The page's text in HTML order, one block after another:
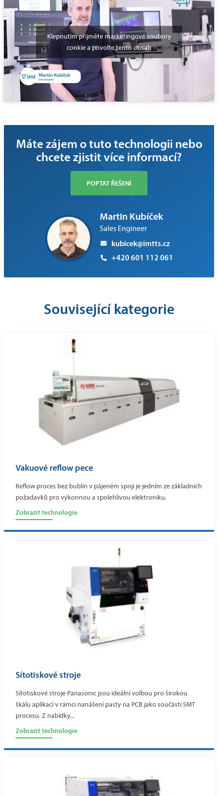
Klepnutím přijměte marketingové soubory
cookie a povolte tento obsah
Máte zájem o tuto technologii nebo
chcete zjistit více informací?
POPTAT ŘEŠENÍ
Martin Kubíček
Sales Engineer
kubicek@imtts.cz
+420 601 112 061
Související kategorie
Vakuové reflow pece
Reflow proces bez bublin v pájeném spoji je jedním ze základních
požadavků pro výkonnou a spolehlivou elektroniku.
Zobrazit technologie
Sítotiskové stroje
Sítotiskové stroje Panasonic jsou ideální volbou pro širokou
škálu aplikací v rámci nanášení pasty na PCB jako součástí SMT
procesu. Z nabídky...
Zobrazit technologie